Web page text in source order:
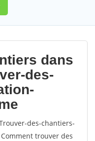
dans
des-
des-chantiers-
trouver des